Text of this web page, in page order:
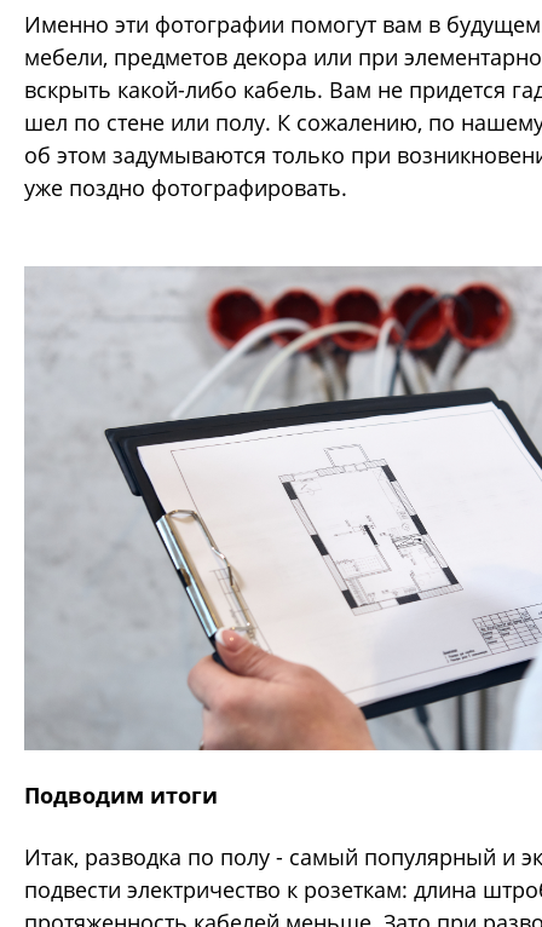
Именно эти фотографии помогут вам в
мебели, предметов декора или при
вскрыть какой-либо кабель. Вам не придется
шел по стене или полу. К сожалению, по
об этом задумываются только при
уже поздно фотографировать.
Подводим итоги
Итак, разводка по полу - самый популярный и
подвести электричество к розеткам: длина